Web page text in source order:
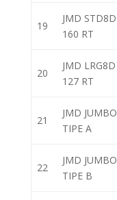
19
JMD STD8D
160 RT
20
JMD LRG8D
127 RT
21
JMD JUMBO
TIPE A
22
JMD JUMBO
TIPE B